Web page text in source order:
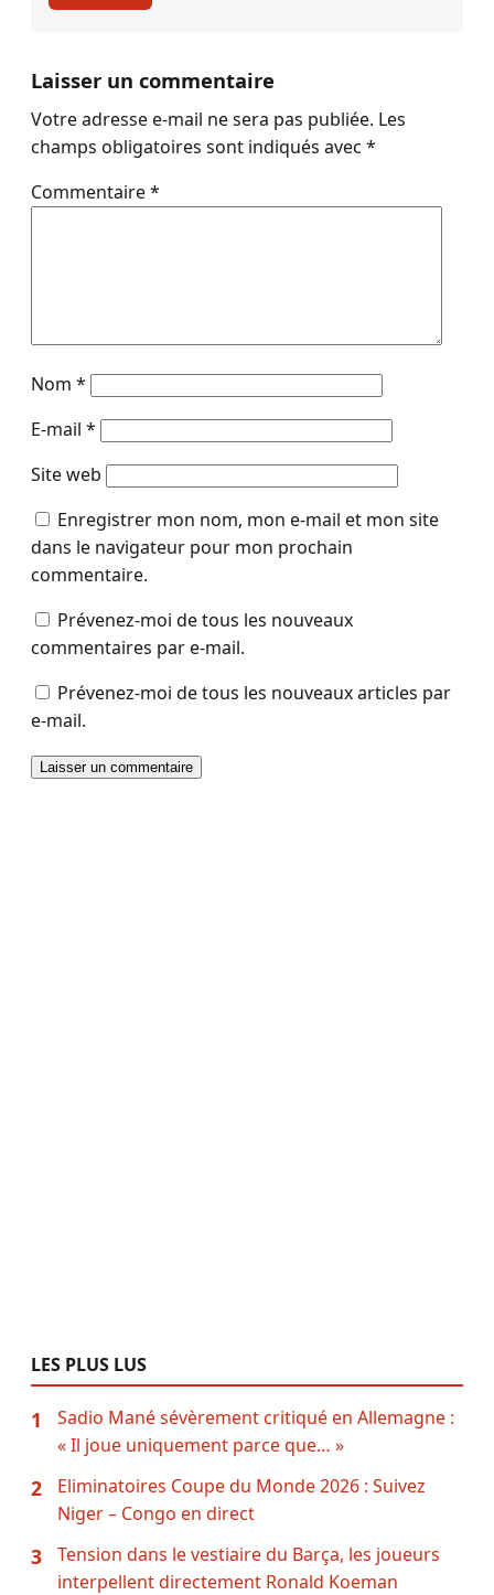
Laisser un commentaire
Votre adresse e-mail ne sera pas publiée. Les
champs obligatoires sont indiqués avec *
Commentaire*
Nom *
E-mail *
Site web
Enregistrer mon nom, mon e-mail et mon site
dans le navigateur pour mon prochain
commentaire.
Prévenez-moi de tous les nouveaux
commentaires par e-mail.
Prévenez-moi de tous les nouveaux articles par
e-mail.
LES PLUS LUS
1
Sadio Mané sévèrement critiqué en Allemagne :
« Il joue uniquement parce que… »
2
Eliminatoires Coupe du Monde 2026 : Suivez
Niger – Congo en direct
3
Tension dans le vestiaire du Barça, les joueurs
interpellent directement Ronald Koeman